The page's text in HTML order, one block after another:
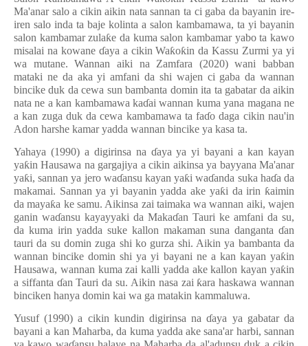
Ma'anar salo a cikin aikin nata sannan ta ci gaba da bayanin ire-
iren salo inda ta baje kolinta a salon kambamawa, ta yi bayanin
salon kambamar zulaƙe da kuma salon kambamar yabo ta kawo
misalai na kowane ɗaya a cikin Waƙoƙin da Kassu Zurmi ya yi
wa mutane. Wannan aiki na Zamfara (2020) wani babban
mataki ne da aka yi amfani da shi wajen ci gaba da wannan
bincike duk da cewa sun bambanta domin ita ta gabatar da aikin
nata ne a kan kambamawa kaɗai wannan kuma yana magana ne
a kan zuga duk da cewa kambamawa ta faɗo daga cikin nau'in
Adon harshe kamar yadda wannan bincike ya kasa ta.
Yahaya (1990) a digirinsa na ɗaya ya yi bayani a kan kayan
yaƙin Hausawa na gargajiya a cikin aikinsa ya bayyana Ma'anar
yaƙi, sannan ya jero waɗansu kayan yaƙi waɗanda suka haɗa da
makamai. Sannan ya yi bayanin yadda ake yaƙi da irin ƙaimin
da mayaƙa ke samu. Aikinsa zai taimaka wa wannan aiki, wajen
ganin waɗansu kayayyaki da Makaɗan Tauri ke amfani da su,
da kuma irin yadda suke kallon makaman suna danganta ɗan
tauri da su domin zuga shi ko gurza shi. Aikin ya bambanta da
wannan bincike domin shi ya yi bayani ne a kan kayan yaƙin
Hausawa, wannan kuma zai kalli yadda ake kallon kayan yaƙin
a siffanta ɗan Tauri da su. Aikin nasa zai ƙara haskawa wannan
binciken hanya domin kai wa ga matakin kammaluwa.
Yusuf (1990) a cikin kundin digirinsa naɗaya ya gabatar da
bayani a kan Maharba, da kuma yadda ake sana'ar harbi, sannan